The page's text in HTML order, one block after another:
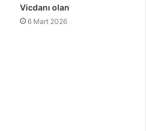
Vicdanı olan
6 Mart 2026